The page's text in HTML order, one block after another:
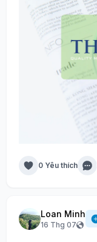
0 Yêu thích
Loan Minh
16 Thg 07